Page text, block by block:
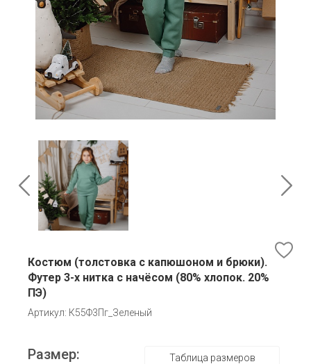
Костюм (толстовка с капюшоном и брюки).
Футер 3-х нитка с начёсом (80% хлопок. 20%
ПЭ)
Артикул: К55Ф3Пг_Зеленый
Размер: Таблица размеров